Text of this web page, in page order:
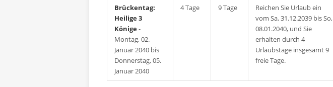
Brückentag:
Heilige 3
Könige-
Montag, 02.
Januar 2040 bis
Donnerstag, 05.
Januar 2040
4 Tage 9 Tage
Reichen Sie Urlaub ein
vom Sa, 31.12.2039 bis So,
08.01.2040, und Sie
erhalten durch 4
Urlaubstage insgesamt 9
freie Tage.